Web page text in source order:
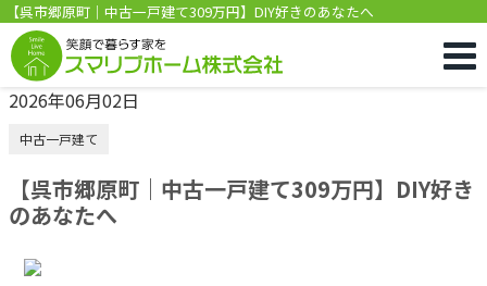
【呉市郷原町｜中古一戸建て309万円】DIY好きのあなたへ
2026年06月02日
中古一戸建て
【呉市郷原町｜中古一戸建て309万円】DIY好き
のあなたへ